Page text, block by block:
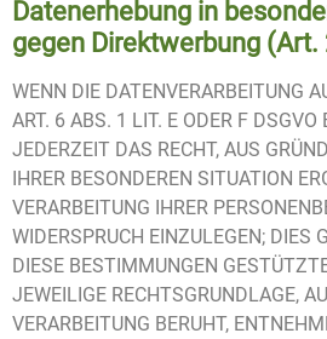
Datenerhebung in
gegen Direktwerbung (Art.
WENN DIE DATENVERARBEITUNG
ART. 6 ABS. 1 LIT. E ODER F DSGVO
JEDERZEIT DAS RECHT, AUS
IHRER BESONDEREN SITUATION
VERARBEITUNG IHRER
WIDERSPRUCH EINZULEGEN; DIES
DIESE BESTIMMUNGEN
JEWEILIGE RECHTSGRUNDLAGE,
VERARBEITUNG BERUHT,